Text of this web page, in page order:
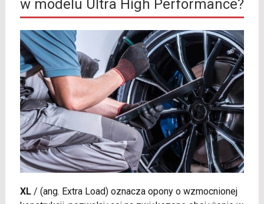
w modelu Ultra High Performance?
XL/ (ang. Extra Load) oznacza opony o wzmocnionej